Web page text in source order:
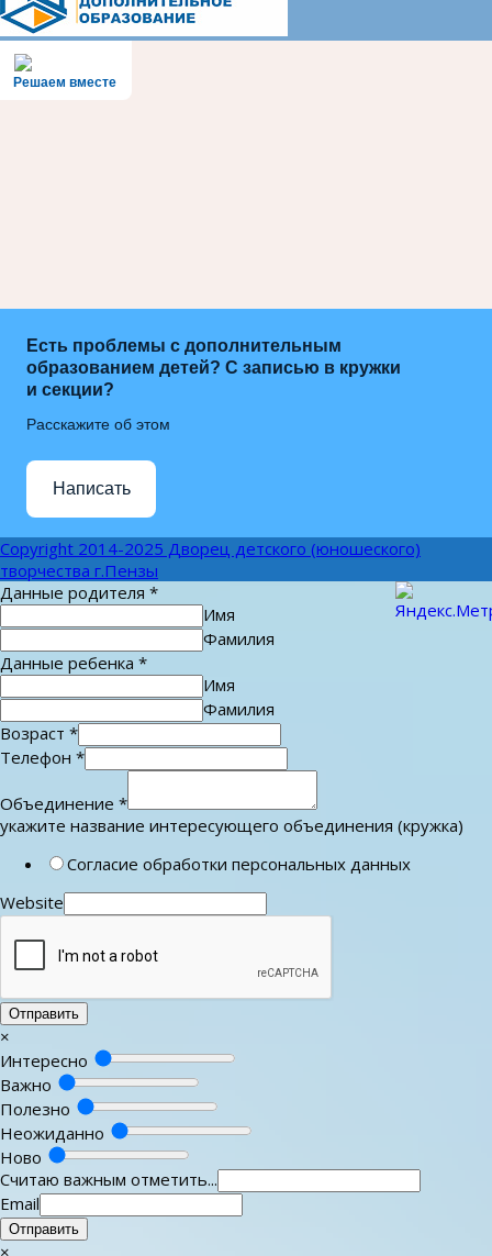
Решаем вместе
Есть проблемы с дополнительным
образованием детей? С записью в кружки
и секции?
Расскажите об этом
Написать
Copyright 2014-2025 Дворец детского (юношеского)
творчества г.Пензы
Данные родителя *
Имя
Фамилия
Данные ребенка *
Имя
Фамилия
Возраст *
Телефон *
Объединение *
укажите название интересующего объединения (кружка)
Согласие обработки персональных данных
Website
Отправить
×
Интересно
Важно
Полезно
Неожиданно
Ново
Считаю важным отметить...
Email
Отправить
×